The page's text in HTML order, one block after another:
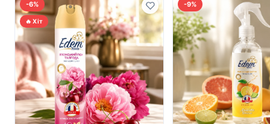
-6%
🔥 Хіт
-9%